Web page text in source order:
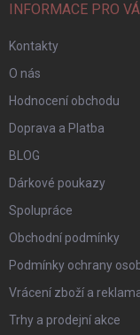
INFORMACE PRO
Kontakty
O nás
Hodnocení obchodu
Doprava a Platba
BLOG
Dárkové poukazy
Spolupráce
Obchodní podmínky
Podmínky ochrany
Vrácení zboží a
Trhy a prodejní akce